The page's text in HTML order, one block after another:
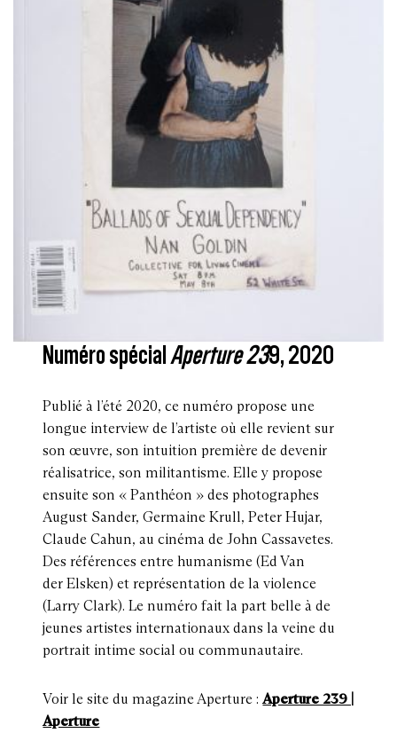
Numéro spécialAperture 239, 2020
Publié à l’été 2020, ce numéro propose une
longue interview de l’artiste où elle revient sur
son œuvre, son intuition première de devenir
réalisatrice, son militantisme. Elle y propose
ensuite son « Panthéon » des photographes
August Sander, Germaine Krull, Peter Hujar,
Claude Cahun, au cinéma de John Cassavetes.
Des références entre humanisme (Ed Van
der Elsken) et représentation de la violence
(Larry Clark). Le numéro fait la part belle à de
jeunes artistes internationaux dans la veine du
portrait intime social ou communautaire.
Voir le site du magazine Aperture :Aperture 239 |
Aperture